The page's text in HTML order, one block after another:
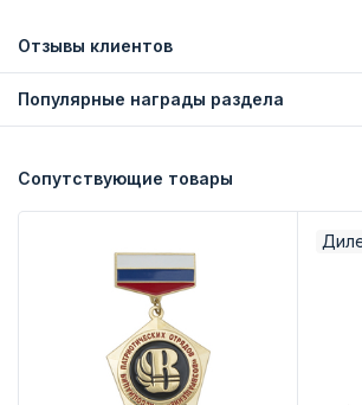
Отзывы клиентов
Популярные награды раздела
Сопутствующие товары